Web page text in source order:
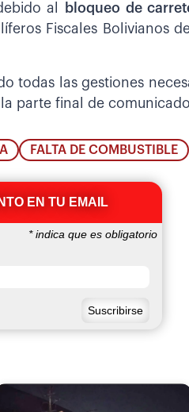
al
bloqueo de
Fiscales Bolivianos
todas las gestiones
parte final de
FALTA DE COMBUSTIBLE
EN TU EMAIL
*indica que es obligatorio